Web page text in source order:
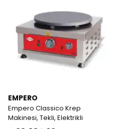
EMPERO
Empero Classico Krep
Makinesi, Tekli, Elektrikli